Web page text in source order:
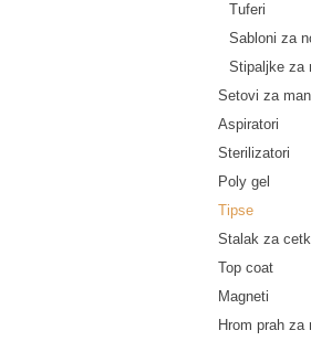
Tuferi
Sabloni za
Stipaljke za
Setovi za
Aspiratori
Sterilizatori
Poly gel
Tipse
Stalak za
Top coat
Magneti
Hrom prah za